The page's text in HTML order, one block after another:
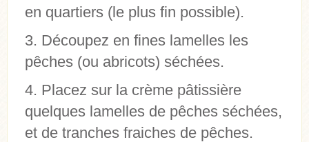
en quartiers (le plus fin possible).
Découpez en fines lamelles les
pêches (ou abricots) séchées.
Placez sur la crème pâtissière
quelques lamelles de pêches séchées,
et de tranches fraiches de pêches.